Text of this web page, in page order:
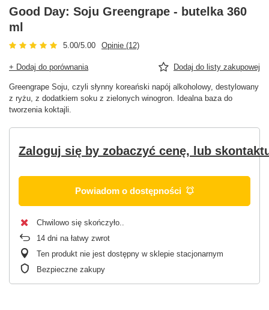
Good Day: Soju Greengrape - butelka 360
ml
5.00/5.00 Opinie (12)
+ Dodaj do porównania Dodaj do listy zakupowej
Greengrape Soju, czyli słynny koreański napój alkoholowy, destylowany
z ryżu, z dodatkiem soku z zielonych winogron. Idealna baza do
tworzenia koktajli.
Zaloguj się by zobaczyć cenę, lub
Powiadom o dostępności
Chwilowo się skończyło.
14 dni na łatwy zwrot
Ten produkt nie jest dostępny w sklepie stacjonarnym
Bezpieczne zakupy